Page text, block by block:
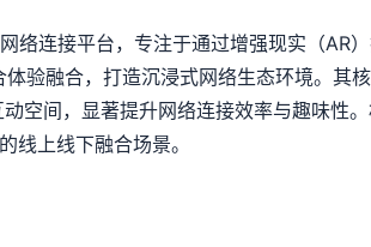
连接平台，专注于通过增强现实（AR
验融合，打造沉浸式网络生态环境。其
空间，显著提升网络连接效率与趣味性
线上线下融合场景。